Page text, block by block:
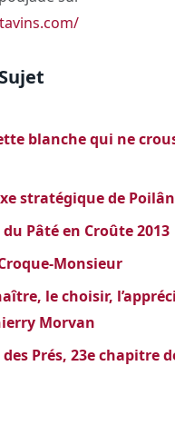
blanche qui ne
stratégique de
Pâté en Croûte 2013
Monsieur
le choisir,
Morvan
Prés, 23e chapitre